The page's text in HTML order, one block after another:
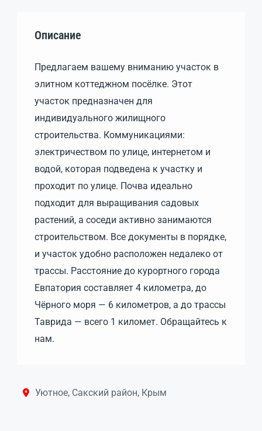
Описание
Предлагаем вашему вниманию участок в
элитном коттеджном посёлке. Этот
участок предназначен для
индивидуального жилищного
строительства. Коммуникациями:
электричеством по улице, интернетом и
водой, которая подведена к участку и
проходит по улице. Почва идеально
подходит для выращивания садовых
растений, а соседи активно занимаются
строительством. Все документы в порядке,
и участок удобно расположен недалеко от
трассы. Расстояние до курортного города
Евпатория составляет 4 километра, до
Чёрного моря — 6 километров, а до трассы
Таврида — всего 1 километ. Обращайтесь к
нам.
Уютное, Сакский район, Крым